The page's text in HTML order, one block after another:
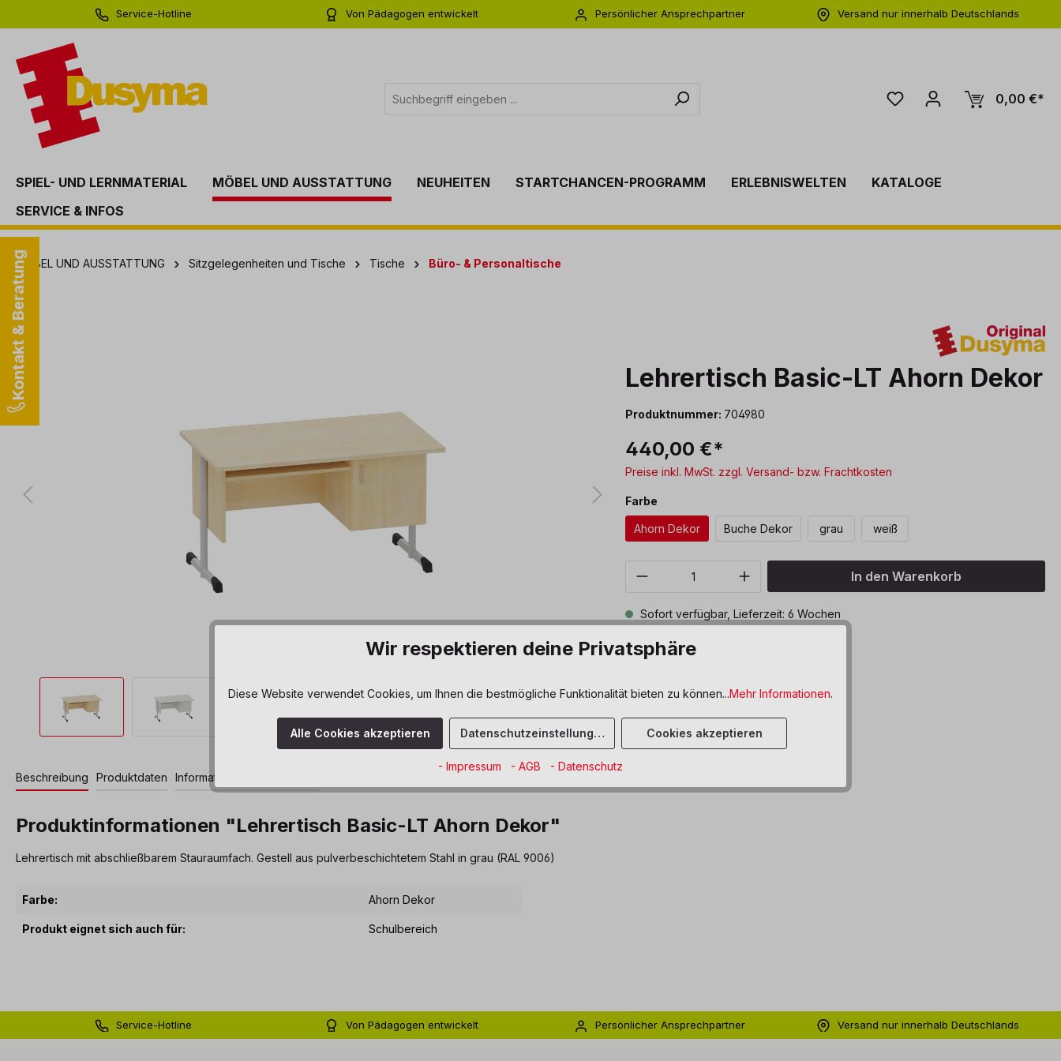
Zur Hauptnavigation springen
Service-Hotline
Von Pädagogen entwickelt
Persönlicher Ansprechpartner
Versand nur innerhalb Deutschlands
0,00 €*
SPIEL- UND LERNMATERIAL MÖBEL UND AUSSTATTUNG NEUHEITEN STARTCHANCEN-PROGRAMM ERLEBNISWELTEN
KATALOGE
SERVICE & INFOS
Kontakt & Beratung
MÖBEL UND AUSSTATTUNG Sitzgelegenheiten und Tische Tische Büro- & Personaltische
Bildergalerie überspringen
Lehrertisch Basic-LT Ahorn Dekor
Produktnummer: 704980
440,00 €*
Preise inkl. MwSt. zzgl. Versand- bzw. Frachtkosten
Farbe
Ahorn Dekor Buche Dekor grau weiß
Produkt Anzahl: Gib den gewünschten Wert
In den Warenkorb
Sofort verfügbar, Lieferzeit: 6 Wochen
Zum Merkzettel hinzufügen
Beschreibung Produktdaten Informationen und Hinweise
Produktinformationen "Lehrertisch Basic-LT Ahorn Dekor"
Lehrertisch mit abschließbarem Stauraumfach. Gestell aus pulverbeschichtetem Stahl in grau (RAL 9006)
Farbe: Ahorn Dekor
Produkt eignet sich auch für: Schulbereich
Service-Hotline
Von Pädagogen entwickelt
Persönlicher Ansprechpartner
Versand nur innerhalb Deutschlands
Wir respektieren deine Privatsphäre
Diese Website verwendet Cookies, um Ihnen die bestmögliche Funktionalität bieten zu können...Mehr Informationen.
Alle Cookies akzeptieren Datenschutzeinstellungen Cookies akzeptieren
- Impressum - AGB - Datenschutz